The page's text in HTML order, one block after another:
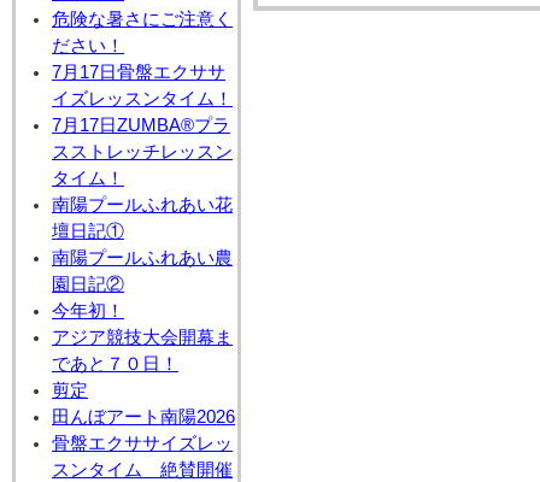
危険な暑さにご注意く
ださい！
7月17日骨盤エクササ
イズレッスンタイム！
7月17日ZUMBA®プラ
スストレッチレッスン
タイム！
南陽プールふれあい花
壇日記①
南陽プールふれあい農
園日記②
今年初！
アジア競技大会開幕ま
であと７０日！
剪定
田んぼアート南陽2026
骨盤エクササイズレッ
スンタイム 絶賛開催